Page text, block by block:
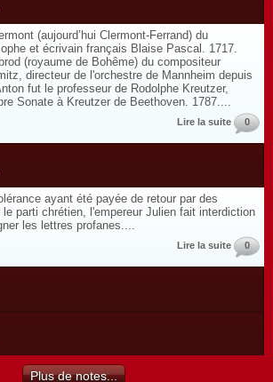
(aujourd’hui Clermont-Ferrand) du
et écrivain français Blaise Pascal. 1717.
(royaume de Bohême) du compositeur
directeur de l'orchestre de Mannheim depuis
fut le professeur de Rodolphe Kreutzer,
Sonate à Kreutzer de Beethoven. 1787....
Lire la suite 0
ayant été payée de retour par des
parti chrétien, l'empereur Julien fait interdiction
les lettres profanes....
Lire la suite 0
Plus de notes...